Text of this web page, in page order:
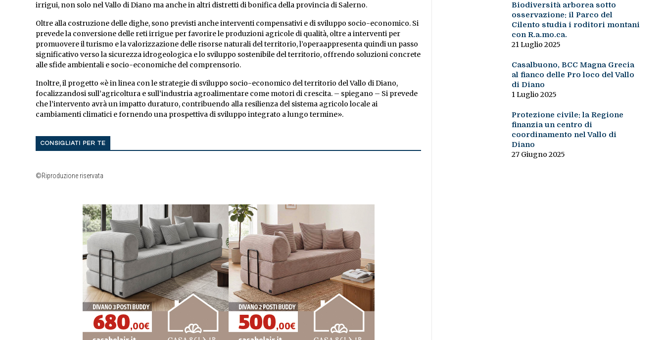
irrigui, non solo nel Vallo di Diano ma anche in altri distretti di bonifica della provincia di Salerno.
Oltre alla costruzione delle dighe, sono previsti anche interventi compensativi e di sviluppo socio-economico. Si
prevede la conversione delle reti irrigue per favorire le produzioni agricole di qualità, oltre a interventi per
promuovere il turismo e la valorizzazione delle risorse naturali del territorio, l’operaappresenta quindi un passo
significativo verso la sicurezza idrogeologica e lo sviluppo sostenibile del territorio, offrendo soluzioni concrete
alle sfide ambientali e socio-economiche del comprensorio.
Inoltre, il progetto «è in linea con le strategie di sviluppo socio-economico del territorio del Vallo di Diano,
focalizzandosi sull’agricoltura e sull’industria agroalimentare come motori di crescita. – spiegano – Si prevede
che l’intervento avrà un impatto duraturo, contribuendo alla resilienza del sistema agricolo locale ai
cambiamenti climatici e fornendo una prospettiva di sviluppo integrato a lungo termine».
CONSIGLIATI PER TE
©Riproduzione riservata
Biodiversità arborea sotto
osservazione: il Parco del
Cilento studia i roditori montani
con R.a.mo.ca.
21 Luglio 2025
Casalbuono, BCC Magna Grecia
al fianco delle Pro loco del Vallo
di Diano
1 Luglio 2025
Protezione civile: la Regione
finanzia un centro di
coordinamento nel Vallo di
Diano
27 Giugno 2025